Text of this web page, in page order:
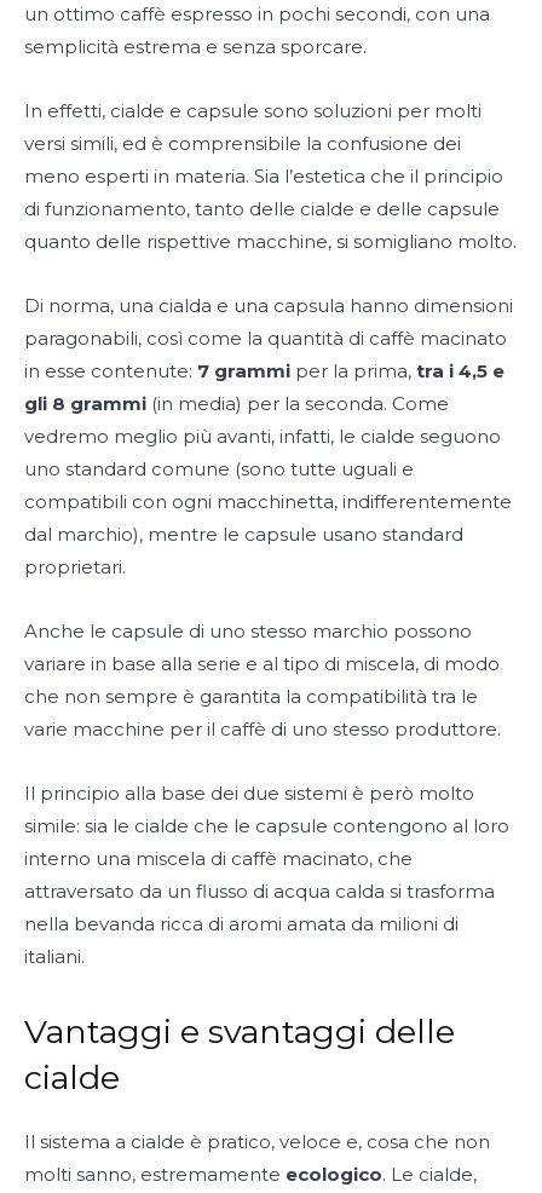
un ottimo caffè espresso in pochi secondi, con una
semplicità estrema e senza sporcare.
In effetti, cialde e capsule sono soluzioni per molti
versi simili, ed è comprensibile la confusione dei
meno esperti in materia. Sia l’estetica che il principio
di funzionamento, tanto delle cialde e delle capsule
quanto delle rispettive macchine, si somigliano molto.
Di norma, una cialda e una capsula hanno dimensioni
paragonabili, così come la quantità di caffè macinato
in esse contenute: 7 grammi per la prima, tra i 4,5 e
gli 8 grammi (in media) per la seconda. Come
vedremo meglio più avanti, infatti, le cialde seguono
uno standard comune (sono tutte uguali e
compatibili con ogni macchinetta, indifferentemente
dal marchio), mentre le capsule usano standard
proprietari.
Anche le capsule di uno stesso marchio possono
variare in base alla serie e al tipo di miscela, di modo
che non sempre è garantita la compatibilità tra le
varie macchine per il caffè di uno stesso produttore.
Il principio alla base dei due sistemi è però molto
simile: sia le cialde che le capsule contengono al loro
interno una miscela di caffè macinato, che
attraversato da un flusso di acqua calda si trasforma
nella bevanda ricca di aromi amata da milioni di
italiani.
Vantaggi e svantaggi delle
cialde
Il sistema a cialde è pratico, veloce e, cosa che non
molti sanno, estremamente ecologico. Le cialde,